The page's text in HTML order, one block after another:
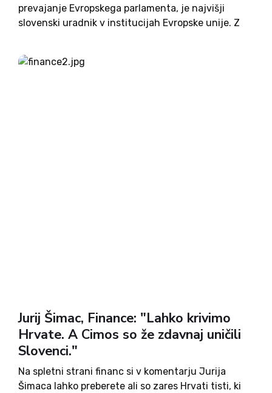
prevajanje Evropskega parlamenta, je najvišji
slovenski uradnik v institucijah Evropske unije. Z
kot vodja slovenskega prevajalskega oddelka v
Evropskem parlamentu, nato je bil imenovan za
Jurij Šimac, Finance: "Lahko krivimo
Hrvate. A Cimos so že zdavnaj uničili
Slovenci."
Na spletni strani financ si v komentarju Jurija
Šimaca lahko preberete ali so zares Hrvati tisti, ki